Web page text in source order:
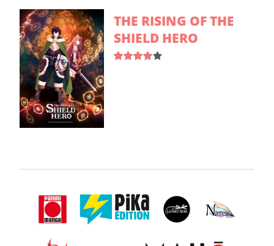
THE RISING OF THE
SHIELD HERO